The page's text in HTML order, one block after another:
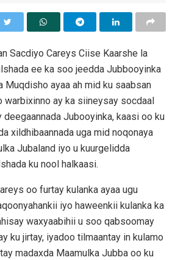
Sacdiyo Careys Ciise Kaarshe la
ee ka soo jeedda Jubbooyinka
Muqdisho ayaa ah mid ku saabsan
warbixinno ay ka siineysay socdaal
deegaannada Jubooyinka, kaasi oo ku
xildhibaannada uga mid noqonaya
Jubaland iyo u kuurgelidda
ku nool halkaasi.
oo furtay kulanka ayaa ugu
iyo haweenkii kulanka ka
waxyaabihii u soo qabsoomay
ku jirtay, iyadoo tilmaantay in kulamo
madaxda Maamulka Jubba oo ku